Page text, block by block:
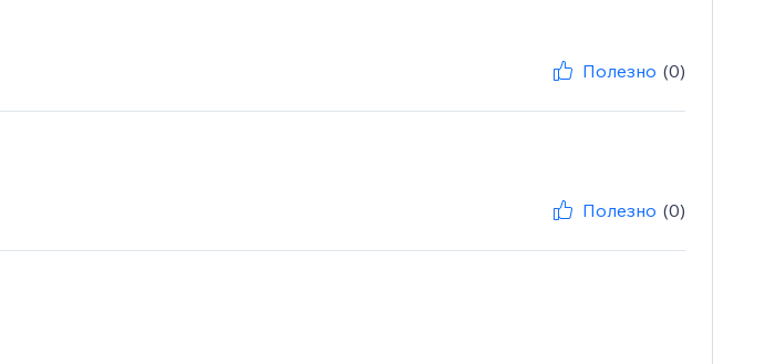
Полезно (0)
Полезно (0)